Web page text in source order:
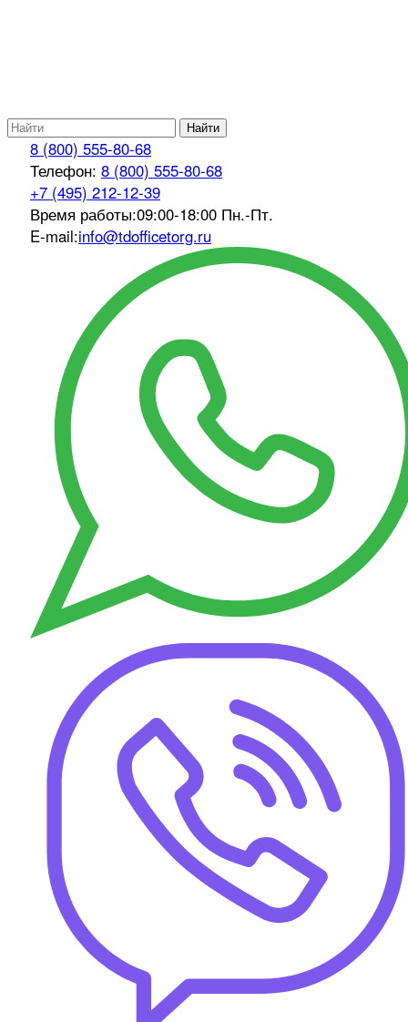
Найти
8 (800) 555-80-68
Телефон: 8 (800) 555-80-68
+7 (495) 212-12-39
Время работы:09:00-18:00 Пн.-Пт.
E-mail:info@tdofficetorg.ru